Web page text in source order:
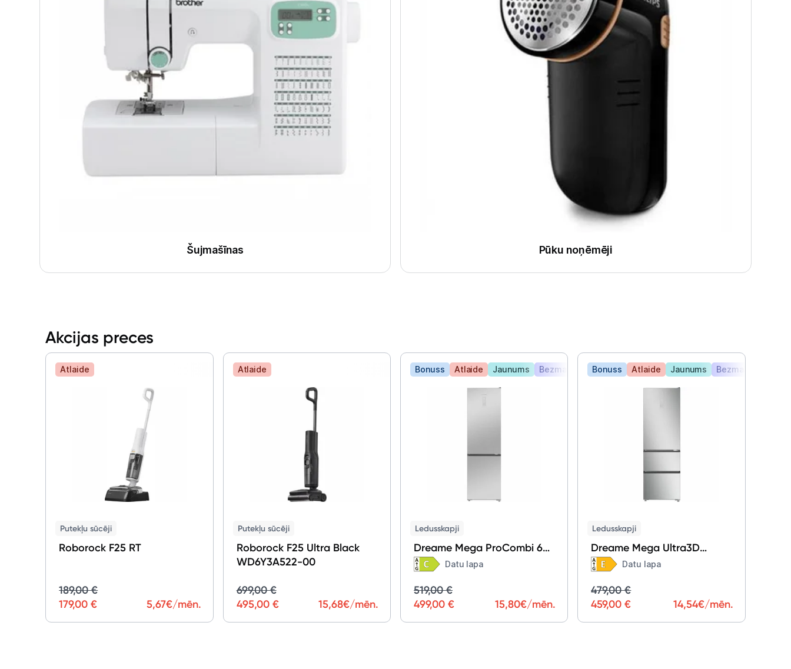
Telefoni, planšetdatori
Viedierīces
Sadzīves tehnika
Skaistumkopšana
Sports un atpūta
Kontakti
Informācija
Šujmašīnas Pūku noņēmēji
Akcijas preces
Atlaide
Putekļu sūcēji
Roborock F25 RT
189,00 €
179,00 €
5,67€/mēn.
Atlaide
Putekļu sūcēji
Roborock F25 Ultra Black
WD6Y3A522-00
699,00 €
495,00 €
15,68€/mēn.
Bonuss Atlaide Jaunums Bezmaksas piegāde
Ledusskapji
Dreame Mega ProCombi 60
DRB450WMBCEU
Datu lapa
519,00 €
499,00 €
15,80€/mēn.
Bonuss Atlaide Jaunums Bezmaksas
Ledusskapji
Dreame Mega Ultra3D
DRT400WMBEEU
Datu lapa
479,00 €
459,00 €
14,54€/mēn.